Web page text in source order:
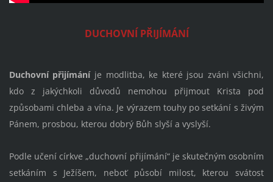
DUCHOVNÍ PŘIJÍMÁNÍ
Duchovní přijímáníje modlitba, ke které jsou zváni všichni,
kdo z jakýchkoli důvodů nemohou přijmout Krista pod
způsobami chleba a vína. Je výrazem touhy po setkání s živým
Pánem, prosbou, kterou dobrý Bůh slyší a vyslyší.
Podle učení církve „duchovní přijímání“ je skutečným osobním
setkáním s Ježíšem, neboť působí milost, kterou svátost